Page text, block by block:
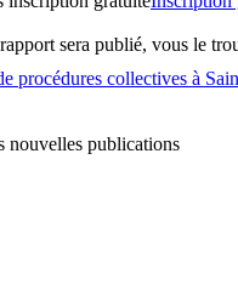
sera publié, vous le
procédures collectives à
nouvelles publications